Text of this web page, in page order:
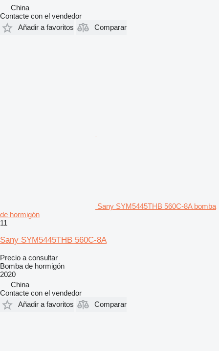
China
Contacte con el vendedor
Añadir a favoritos
Comparar
Sany SYM5445THB 560C-8A bomba
de hormigón
11
Sany SYM5445THB 560C-8A
Precio a consultar
Bomba de hormigón
2020
China
Contacte con el vendedor
Añadir a favoritos
Comparar